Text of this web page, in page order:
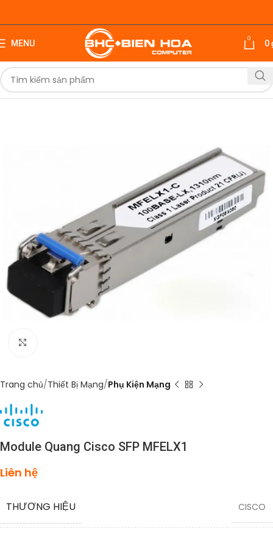
MENU 0 0
Trang chủ Thiết Bị Mạng Phụ Kiện Mạng
Module Quang Cisco SFP MFELX1
Liên hệ
THƯƠNG HIỆU CISCO